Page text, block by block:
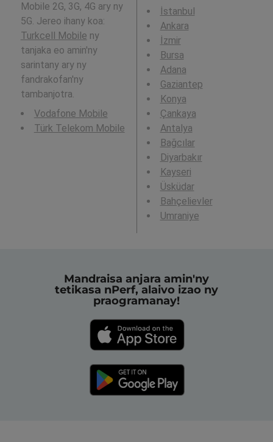
Mobile 2G, 3G, 4G ary ny
5G. Jereo ihany koa:
Turkcell Mobile ny
tanjaka eo amin'ny
sarintany ary ny
fandrakofan'ny
tambanjotra.
Vodafone Mobile
Türk Telekom Mobile
İstanbul
Ankara
İzmir
Bursa
Adana
Gaziantep
Konya
Çankaya
Antalya
Bağcılar
Diyarbakır
Kayseri
Üsküdar
Bahçelievler
Umraniye
Mandraisa anjara amin'ny
tetikasa nPerf, alaivo izao ny
praogramanay!